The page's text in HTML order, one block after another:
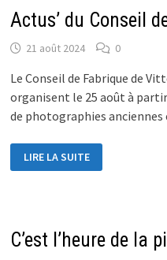
Actus’ du Conseil
21 août 2024 0
Le Conseil de Fabrique de
organisent le 25 août à
de photographies
ACTUS’
DU
CONSEIL
LIRE LA SUITE
C’est l’heure de la